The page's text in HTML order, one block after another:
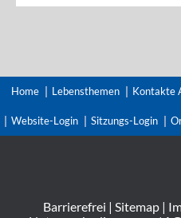
Home Lebensthemen Kontakte
Website-Login Sitzungs-Login
Barrierefrei | Sitemap|